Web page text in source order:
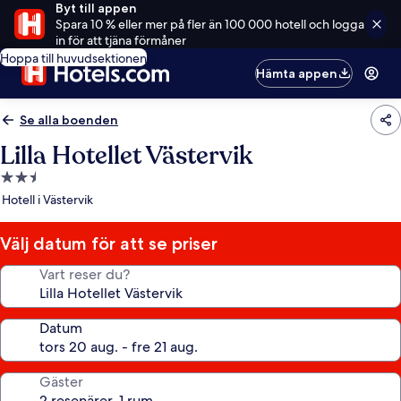
Byt till appen
Spara 10 % eller mer på fler än 100 000 hotell och logga
in för att tjäna förmåner
Hoppa till huvudsektionen
Hämta appen
Se alla boenden
Lilla Hotellet Västervik
2.5-
stjärnigt
Hotell i Västervik
Välj datum för att se priser
Vart reser du?
Datum
Gäster